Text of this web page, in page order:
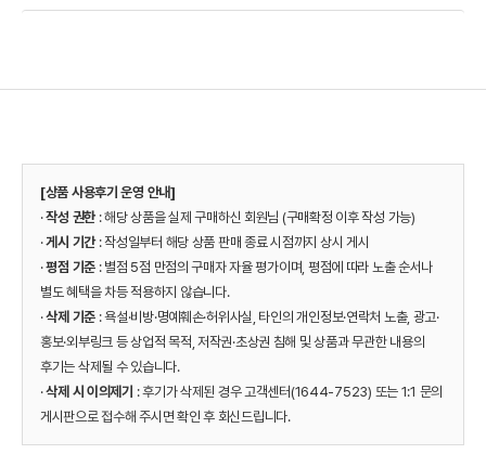
[상품 사용후기 운영 안내]
·작성 권한 : 해당 상품을 실제 구매하신 회원님 (구매확정 이후 작성 가능)
·게시 기간: 작성일부터 해당 상품 판매 종료 시점까지 상시 게시
·평점 기준 : 별점 5점 만점의 구매자 자율 평가이며, 평점에 따라 노출 순서나
별도 혜택을 차등 적용하지 않습니다.
·삭제 기준 : 욕설·비방·명예훼손·허위사실, 타인의 개인정보·연락처 노출, 광고·
홍보·외부링크 등 상업적 목적, 저작권·초상권 침해 및 상품과 무관한 내용의
후기는 삭제될 수 있습니다.
·삭제 시 이의제기 : 후기가 삭제된 경우 고객센터(1644-7523) 또는 1:1 문의
게시판으로 접수해 주시면 확인 후 회신드립니다.